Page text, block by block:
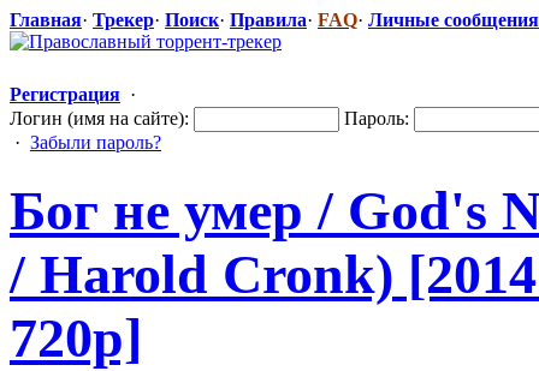
Главная· Трекер· Поиск· Правила· FAQ· Личные сообщения
Регистрация ·
Логин (имя на сайте):
Пароль:
· Забыли пароль?
Бог не умер / God's
/ Harold Cronk)
720p]